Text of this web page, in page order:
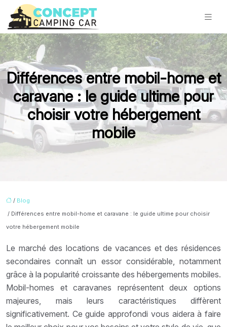
Différences entre mobil-home et
caravane : le guide ultime pour
choisir votre hébergement
mobile
/ Blog
/ Différences entre mobil-home et caravane : le guide ultime pour choisir
votre hébergement mobile
Le marché des locations de vacances et des résidences
secondaires connaît un essor considérable, notamment
grâce à la popularité croissante des hébergements mobiles.
Mobil-homes et caravanes représentent deux options
majeures, mais leurs caractéristiques diffèrent
significativement. Ce guide approfondi vous aidera à faire